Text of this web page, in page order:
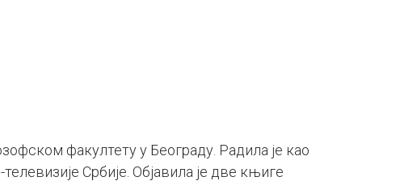
факултету у Београду. Радила је као
Србије. Објавила је две књиге